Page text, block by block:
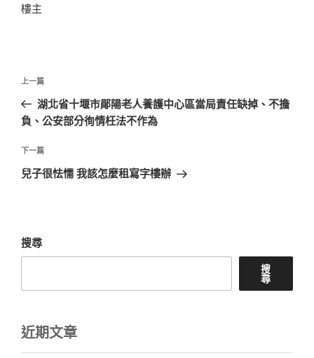
樓主
文
導
覽
上
一
篇
章
上一篇
湖北省十堰市鄖陽老人養護中心區當局責任缺掉、不擔
負、公安部分徇情枉法不作為
下
一
下一篇
兒子很怯懦 我該怎麼租寫字樓辦
搜尋
搜
尋
近期文章